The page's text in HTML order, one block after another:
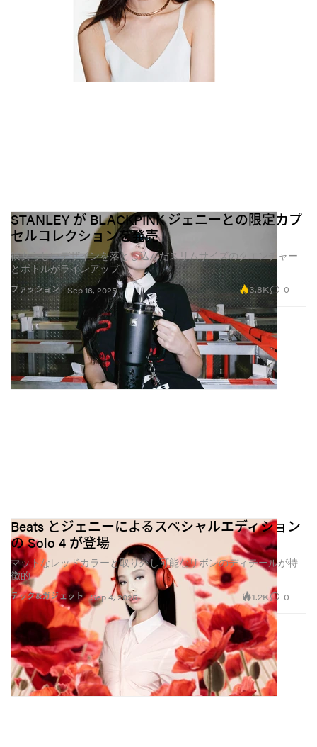
ファッション
STANLEY が BLACKPINK ジェニーとの限定カプ
セルコレクションを発売
彼女らしいデザインを落とし込んだスリムサイズのクエンチャー
とボトルがラインアップ
Sep 16, 2025 3.8K 0
テック&ガジェット
Beats とジェニーによるスペシャルエディション
の Solo 4 が登場
マットなレッドカラーと取り外し可能なリボンのディテールが特
徴的
Sep 4, 2025 1.2K 0